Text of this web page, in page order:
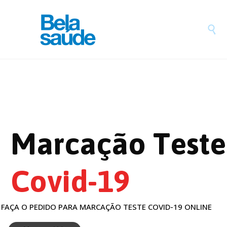

Marcação Teste
FAÇA O PEDIDO PARA MARCAÇÃO TESTE COVID-1 9 ONLINE
Covid-19